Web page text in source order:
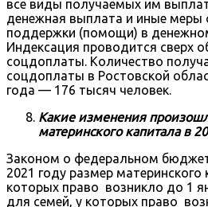
все виды получаемых им
денежная выплата и иные меры
поддержки (помощи) в
Индексация проводится сверх
соцдоплаты. Количество
соцдоплаты в Ростовской
года — 176 тысяч человек.
Какие изменения
материнского капитала в
Законом о федеральном
2021 году размер
которых право возникло до 1
для семей, у которых право